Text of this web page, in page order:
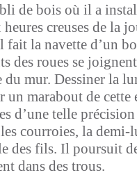
de bois où il a
creuses de la
la navette d’un
des roues se
du mur. Dessiner la
un marabout de cette
d’une telle
courroies, la demi-
des fils. Il poursuit
dans des trous.